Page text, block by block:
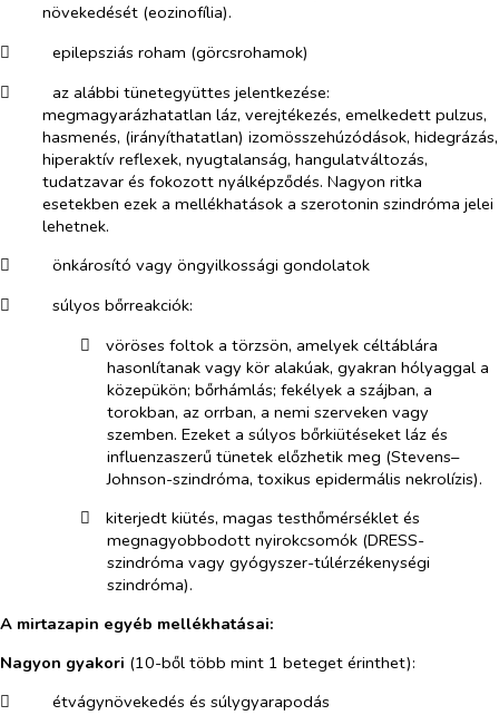
növekedését (eozinofília).
​
epilepsziás roham (görcsrohamok)
​
az alábbi tünetegyüttes jelentkezése:
megmagyarázhatatlan láz, verejtékezés, emelkedett pulzus,
hasmenés, (irányíthatatlan) izomösszehúzódások, hidegrázás,
hiperaktív reflexek, nyugtalanság, hangulatváltozás,
tudatzavar és fokozott nyálképződés. Nagyon ritka
esetekben ezek a mellékhatások a szerotonin szindróma jelei
lehetnek.
​
önkárosító vagy öngyilkossági gondolatok
​
súlyos bőrreakciók:
​
vöröses foltok a törzsön, amelyek céltáblára
hasonlítanak vagy kör alakúak, gyakran hólyaggal a
közepükön; bőrhámlás; fekélyek a szájban, a
torokban, az orrban, a nemi szerveken vagy
szemben. Ezeket a súlyos bőrkiütéseket láz és
influenzaszerű tünetek előzhetik meg (Stevens–
Johnson-szindróma, toxikus epidermális nekrolízis).
​
kiterjedt kiütés, magas testhőmérséklet és
megnagyobbodott nyirokcsomók (DRESS-
szindróma vagy gyógyszer-túlérzékenységi
szindróma).
A mirtazapin egyéb mellékhatásai:
Nagyon gyakori (10-ből több mint 1 beteget érinthet):
​
étvágynövekedés és súlygyarapodás